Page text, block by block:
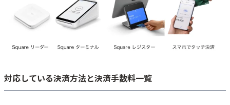
対応している決済方法と決済手数料一覧